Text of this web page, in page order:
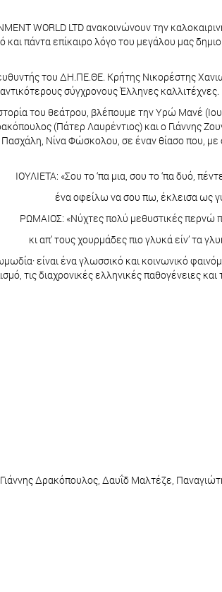
WORLD LTD ανακοινώνουν την
πάντα επίκαιρο λόγο του μεγάλου μας
του ΔΗ.ΠΕ.ΘΕ. Κρήτης Νικορέστης
σύγχρονους Έλληνες καλλιτέχνες.
του θεάτρου, βλέπουμε την Υρώ Μανέ
(Πάτερ Λαυρέντιος) και ο Γιάννης
Νίνα Φώσκολου, σε έναν θίασο που,
ΙΟΥΛΙΕΤΑ: «Σου το ‘πα μια, σου το ‘πα δυό,
ένα οφείλω να σου πω, έκλεισα ως
ΡΩΜΑΙΟΣ: «Νύχτες πολύ μεθυστικές περνώ
κι απ’ τους χουρμάδες πιο γλυκά είν’ τα
είναι ένα γλωσσικό και κοινωνικό
τις διαχρονικές ελληνικές παθογένειες
Δρακόπουλος, Δαυΐδ Μαλτέζε,